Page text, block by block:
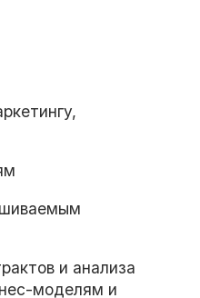
и анализа
моделям и